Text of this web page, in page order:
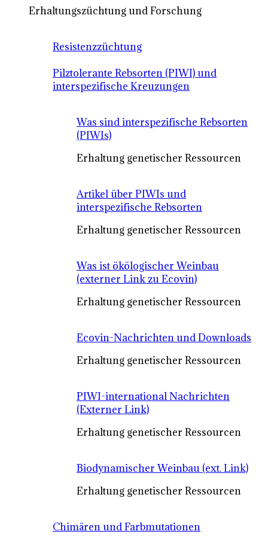
Erhaltungszüchtung und Forschung
Resistenzzüchtung
Pilztolerante Rebsorten (PIWI) und
interspezifische Kreuzungen
Was sind interspezifische Rebsorten
(PIWIs)
Erhaltung genetischer Ressourcen
Artikel über PIWIs und
interspezifische Rebsorten
Erhaltung genetischer Ressourcen
Was ist ökölogischer Weinbau
(externer Link zu Ecovin)
Erhaltung genetischer Ressourcen
Ecovin-Nachrichten und Downloads
Erhaltung genetischer Ressourcen
PIWI-international Nachrichten
(Externer Link)
Erhaltung genetischer Ressourcen
Biodynamischer Weinbau (ext. Link)
Erhaltung genetischer Ressourcen
Chimären und Farbmutationen